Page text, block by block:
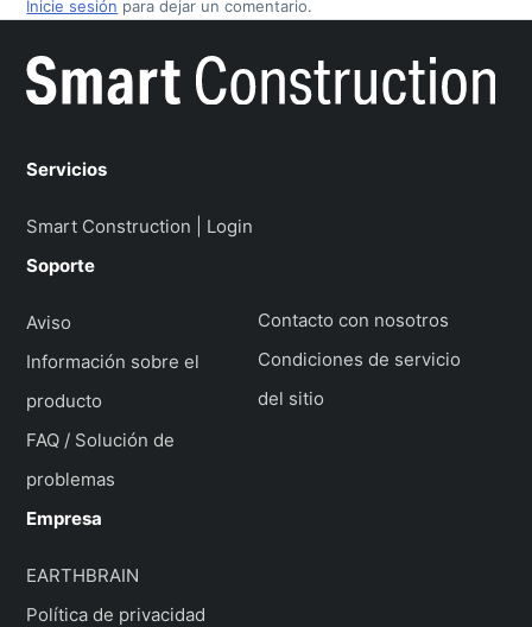
Inicie sesión para dejar un comentario.
Servicios
Smart Construction | Login
Soporte
Aviso
Información sobre el
producto
FAQ / Solución de
problemas
Contacto con nosotros
Condiciones de servicio
del sitio
Empresa
EARTHBRAIN
Política de privacidad